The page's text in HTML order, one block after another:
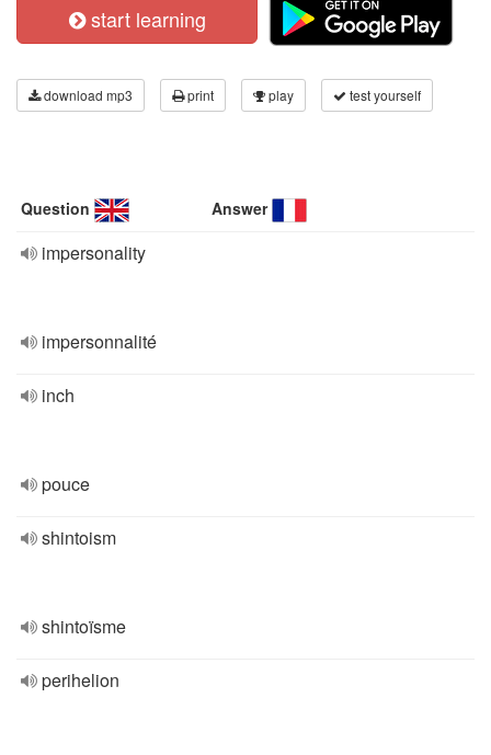
start learning
download mp3 print play test yourself
Question Answer
impersonality
impersonnalité
inch
pouce
shintoism
shintoïsme
perihelion